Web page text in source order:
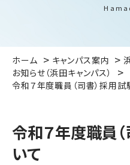
ホーム キャンパス案内
お知らせ（浜田キャンパス）
令和７年度職員（司書）採用試
令和７年度職員
いて